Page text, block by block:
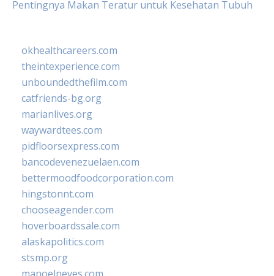
Pentingnya Makan Teratur untuk Kesehatan Tubuh
okhealthcareers.com
theintexperience.com
unboundedthefilm.com
catfriends-bg.org
marianlives.org
waywardtees.com
pidfloorsexpress.com
bancodevenezuelaen.com
bettermoodfoodcorporation.com
hingstonnt.com
chooseagender.com
hoverboardssale.com
alaskapolitics.com
stsmp.org